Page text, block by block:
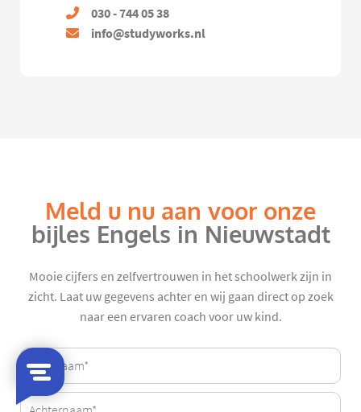
030 - 744 05 38
info@studyworks.nl
Meld u nu aan voor onze
bijles Engels in Nieuwstadt
Mooie cijfers en zelfvertrouwen in het schoolwerk zijn in
zicht. Laat uw gegevens achter en wij gaan direct op zoek
naar een ervaren coach voor uw kind.